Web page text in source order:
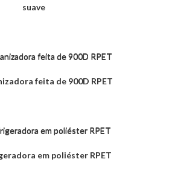
suave
feita de 900D RPET
em poliéster RPET